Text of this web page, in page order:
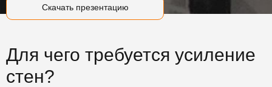
Скачать презентацию
Для чего требуется усиление
стен?